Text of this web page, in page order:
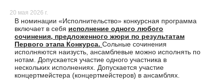
20 мая 2026 г.
В номинации «Исполнительство» конкурсная программа
включает в себя исполнение одного любого
сочинения, предложенного жюри по результатам
Первого этапа Конкурса. Сольные сочинения
исполняются наизусть, ансамблевые можно исполнять по
нотам. Допускается участие одного участника в
нескольких исполнениях. Допускается участие
концертмейстера (концертмейстеров) в ансамблях.